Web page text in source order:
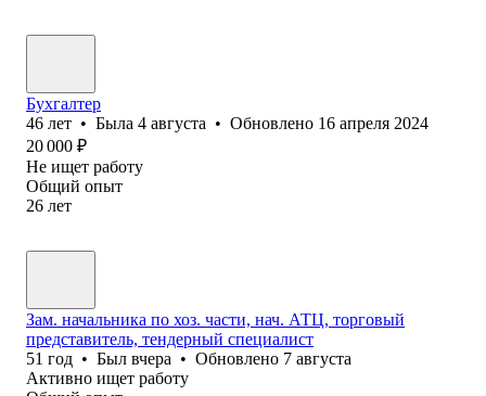
Бухгалтер
46 лет • Была 4 августа • Обновлено 16 апреля 2024
20 000 ₽
Не ищет работу
Общий опыт
26 лет
Зам. начальника по хоз. части, нач. АТЦ, торговый
представитель, тендерный специалист
51 год • Был вчера • Обновлено 7 августа
Активно ищет работу